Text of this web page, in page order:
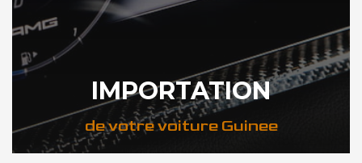
IMPORTATION
de votre voiture Guinee